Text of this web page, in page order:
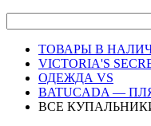
ТОВАРЫ В
VICTORIA'S
ОДЕЖДА VS
BATUCADA —
ВСЕ КУПАЛЬНИКИ